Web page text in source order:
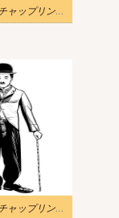
チャーリー・チャップリンのイラストのセット
チャーリー・チャップリンのイラスト